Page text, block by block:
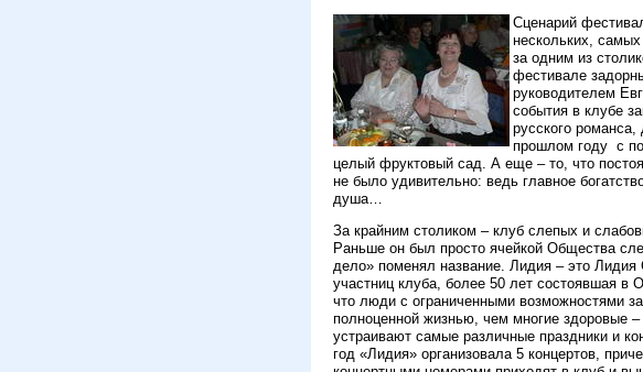
Сценарий
нескольких,
за одним из
фестивале
руководителем
события в клубе
русского романса,
прошлом году с
целый фруктовый сад. А еще – то, что
не было удивительно: ведь главное
душа…
За крайним столиком – клуб слепых и
Раньше он был просто ячейкой Общества
дело» поменял название. Лидия – это Лидия
участниц клуба, более 50 лет состоявшая в
что люди с ограниченными возможностями
полноценной жизнью, чем многие здоровые
устраивают самые различные праздники и
год «Лидия» организовала 5 концертов,